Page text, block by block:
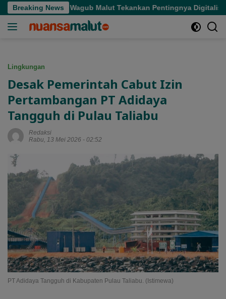
Langsung
ke
Breaking News
Wagub Malut Tekankan Pentingnya Digitalisasi
Lingkungan
Desak Pemerintah Cabut Izin
Pertambangan PT Adidaya
Tangguh di Pulau Taliabu
Redaksi
Rabu, 13 Mei 2026 - 02:52
PT Adidaya Tangguh di Kabupaten Pulau Taliabu. (Istimewa)